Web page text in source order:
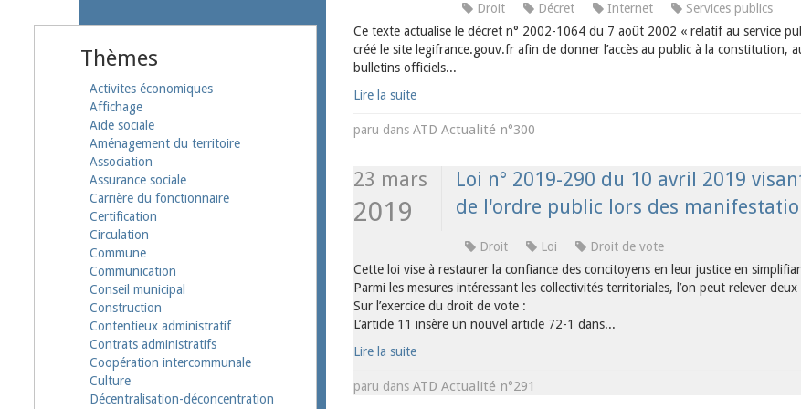
Thèmes
Activites économiques
Affichage
Aide sociale
Aménagement du territoire
Association
Assurance sociale
Carrière du fonctionnaire
Certification
Circulation
Commune
Communication
Conseil municipal
Construction
Contentieux administratif
Contrats administratifs
Coopération intercommunale
Culture
Décentralisation-déconcentration
Droit Décret Internet
Services publics
Ce texte actualise le décret n° 2002-1064 du 7 août 2002 « relatif au service
créé le site legifrance.gouv.fr afin de donner l’accès au public à la constitution,
bulletins officiels...
Lire la suite
paru dans ATD Actualité n°300
23 mars
2019
Loi n° 2019-290 du 10 avril 2019
de l'ordre public lors des
Droit Loi
Droit de vote
Cette loi vise à restaurer la confiance des concitoyens en leur justice en
Parmi les mesures intéressant les collectivités territoriales, l’on peut relever
Sur l’exercice du droit de vote :
L’article 11 insère un nouvel article 72-1 dans...
Lire la suite
paru dans ATD Actualité n°291